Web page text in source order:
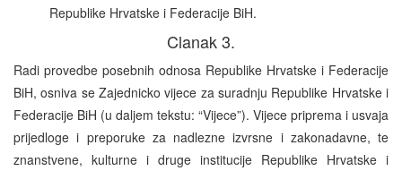
Republike Hrvatske i Federacije BiH.
Clanak 3.
Radi provedbe posebnih odnosa Republike Hrvatske i Federacije
BiH, osniva se Zajednicko vijece za suradnju Republike Hrvatske i
Federacije BiH (u daljem tekstu: “Vijece”). Vijece priprema i usvaja
prijedloge i preporuke za nadlezne izvrsne i zakonadavne, te
znanstvene, kulturne i druge institucije Republike Hrvatske i